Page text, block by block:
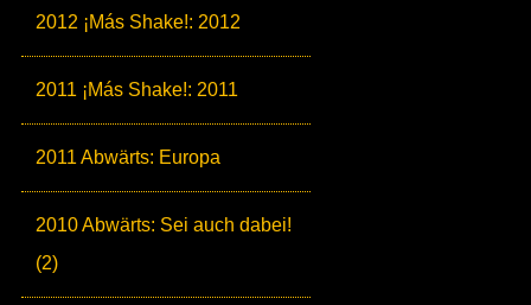
2012 ¡Más Shake!: 2012
2011 ¡Más Shake!: 2011
2011 Abwärts: Europa
2010 Abwärts: Sei auch dabei!
(2)